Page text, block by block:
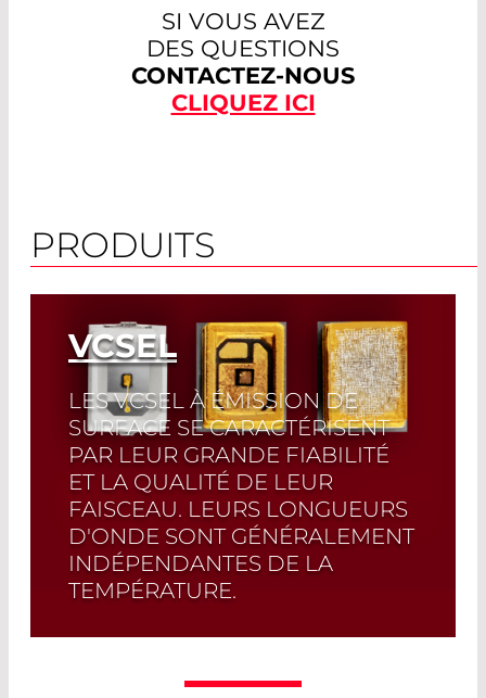
SI VOUS AVEZ
DES QUESTIONS
CONTACTEZ-NOUS
CLIQUEZ ICI
PRODUITS
VCSEL
LES VCSEL À ÉMISSION DE
SURFACE SE CARACTÉRISENT
PAR LEUR GRANDE FIABILITÉ
ET LA QUALITÉ DE LEUR
FAISCEAU. LEURS LONGUEURS
D'ONDE SONT GÉNÉRALEMENT
INDÉPENDANTES DE LA
TEMPÉRATURE.
Les lasers à cavité verticale à émission
lasers à semi-conducteurs utilisés dans